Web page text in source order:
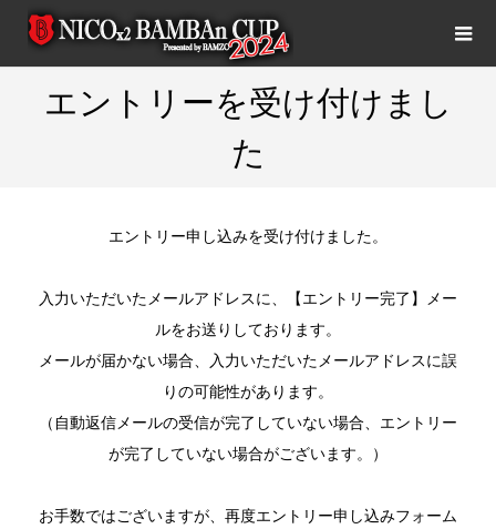
エントリーを受け付けまし
た
エントリー申し込みを受け付けました。
入力いただいたメールアドレスに、【エントリー完了】メー
ルをお送りしております。
メールが届かない場合、入力いただいたメールアドレスに誤
りの可能性があります。
（自動返信メールの受信が完了していない場合、エントリー
が完了していない場合がございます。）
お手数ではございますが、再度エントリー申し込みフォーム